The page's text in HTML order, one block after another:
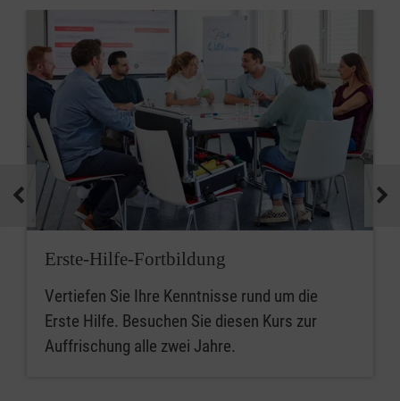
Erste-Hilfe-Fortbildung
Vertiefen Sie Ihre Kenntnisse rund um die
Erste Hilfe. Besuchen Sie diesen Kurs zur
Auffrischung alle zwei Jahre.